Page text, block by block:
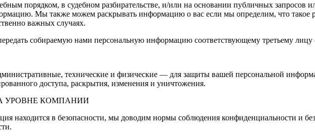
порядком, в судебном разбирательстве, и/или на основании публичных запросов
Мы также можем раскрывать информацию о вас если мы определим, что такое
важных случаях.
собираемую нами персональную информацию соответствующему третьему лицу
технические и физические — для защиты вашей персональной
доступа, раскрытия, изменения и уничтожения.
УРОВНЕ КОМПАНИИ
находится в безопасности, мы доводим нормы соблюдения конфиденциальности и